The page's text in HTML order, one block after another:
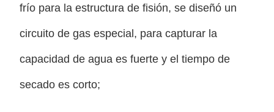
frío para la estructura de fisión, se diseñó un
circuito de gas especial, para capturar la
capacidad de agua es fuerte y el tiempo de
secado es corto;